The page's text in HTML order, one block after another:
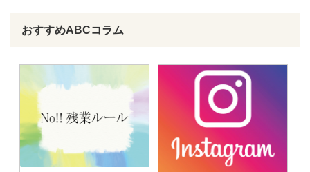
おすすめABCコラム